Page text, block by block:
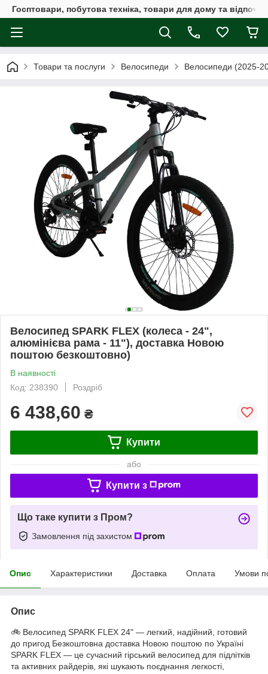
Госптовари, побутова техніка, товари для дому та
Товари та послуги Велосипеди Велосипеди (2025-
Велосипед SPARK FLEX (колеса - 24",
алюмінієва рама - 11"), доставка Новою
поштою безкоштовно)
В наявності
Код: 238390
Роздріб
6 438,60 ₴
Купити
або
Купити з
Що таке купити з Пром?
Замовлення під захистом
Опис Характеристики Доставка Оплата Умови
Опис
🚲 Велосипед SPARK FLEX 24" — легкий, надійний, готовий
до пригод Безкоштовна доставка Новою поштою по Україні
SPARK FLEX — це сучасний гірський велосипед для підлітків
та активних райдерів, які шукають поєднання легкості,